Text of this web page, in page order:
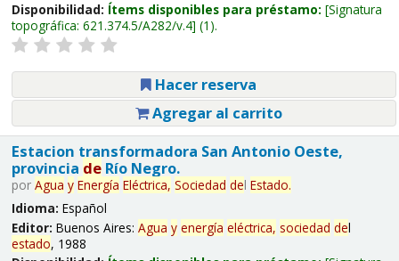
Disponibilidad: Ítems disponibles para préstamo: Signatura
topográfica: 621.374.5/A282/v.4 (1).
Hacer reserva
Agregar al carrito
Estacion transformadora San Antonio Oeste,
provincia deRío Negro.
por Agua y Energía Eléctrica, Sociedad del Estado.
Idioma: Español
Editor: Buenos Aires: Agua y energía eléctrica, sociedad del
estado, 1988